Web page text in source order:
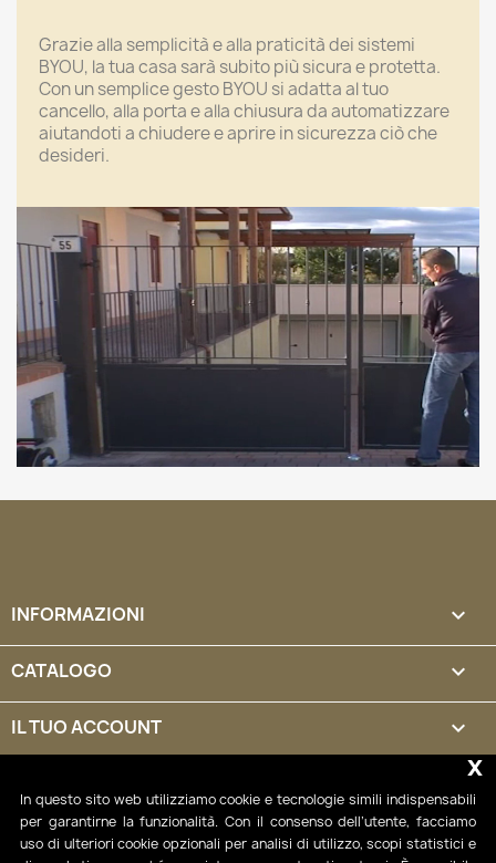
Grazie alla semplicità e alla praticità dei sistemi
BYOU, la tua casa sarà subito più sicura e protetta.
Con un semplice gesto BYOU si adatta al tuo
cancello, alla porta e alla chiusura da automatizzare
aiutandoti a chiudere e aprire in sicurezza ciò che
desideri.
INFORMAZIONI 
CATALOGO 
IL TUO ACCOUNT 
keyboard_arrow_downx
In questo sito web utilizziamo cookie e tecnologie simili indispensabili
per garantirne la funzionalità. Con il consenso dell’utente, facciamo
uso di ulteriori cookie opzionali per analisi di utilizzo, scopi statistici e